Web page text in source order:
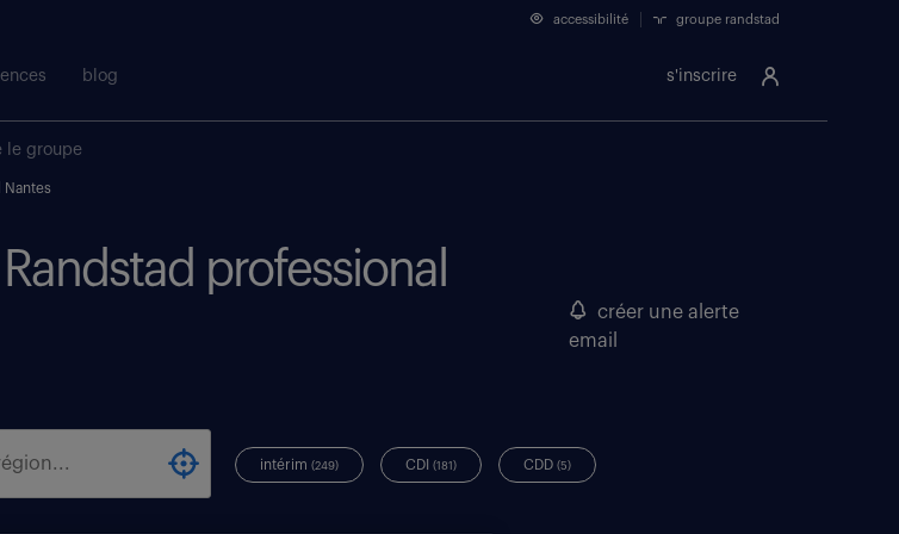
s'inscrire
accessibilité groupe randstad
blog
le groupe
Nantes
professional
créer une alerte
email
intérim(249) CDI(181) CDD(5)